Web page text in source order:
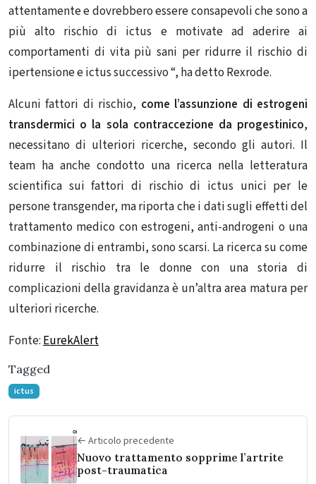
attentamente e dovrebbero essere consapevoli che sono a
più alto rischio di ictus e motivate ad aderire ai
comportamenti di vita più sani per ridurre il rischio di
ipertensione e ictus successivo “, ha detto Rexrode.
Alcuni fattori di rischio, come l’assunzione di estrogeni
transdermici o la sola contraccezione da progestinico,
necessitano di ulteriori ricerche, secondo gli autori. Il
team ha anche condotto una ricerca nella letteratura
scientifica sui fattori di rischio di ictus unici per le
persone transgender, ma riporta che i dati sugli effetti del
trattamento medico con estrogeni, anti-androgeni o una
combinazione di entrambi, sono scarsi. La ricerca su come
ridurre il rischio tra le donne con una storia di
complicazioni della gravidanza è un’altra area matura per
ulteriori ricerche.
Fonte: EurekAlert
Tagged
ictus
← Articolo precedente
Nuovo trattamento sopprime l’artrite
post-traumatica